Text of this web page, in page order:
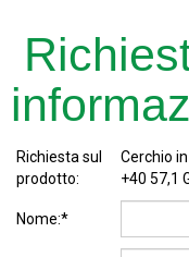
Richiesta sul
prodotto:
Cerchio
+40 57,1
Nome:*